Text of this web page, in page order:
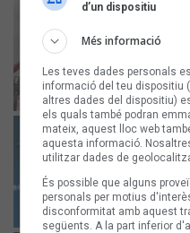
d’un dispositiu
Més informació
Les teves dades personals
informació del teu dispositiu
altres dades del dispositiu)
els quals també podran
mateix, aquest lloc web
aquesta informació.
utilitzar dades de
És possible que alguns
personals per motius
disconformitat amb aquest
següents. A la part inferior